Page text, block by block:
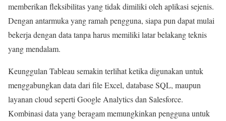
memberikan fleksibilitas yang tidak dimiliki oleh aplikasi sejenis.
Dengan antarmuka yang ramah pengguna, siapa pun dapat mulai
bekerja dengan data tanpa harus memiliki latar belakang teknis
yang mendalam.
Keunggulan Tableau semakin terlihat ketika digunakan untuk
menggabungkan data dari file Excel, database SQL, maupun
layanan cloud seperti Google Analytics dan Salesforce.
Kombinasi data yang beragam memungkinkan pengguna untuk